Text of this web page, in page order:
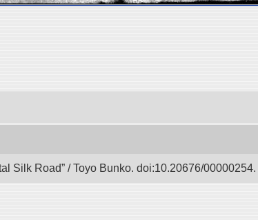
Silk Road” / Toyo Bunko. doi:10.20676/00000254.